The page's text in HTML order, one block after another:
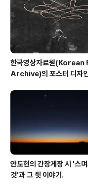
한국영상자료원(Korean
Archive)의 포스터 디자
안도현의 간장게장 시 '스
것'과 그 뒷 이야기.